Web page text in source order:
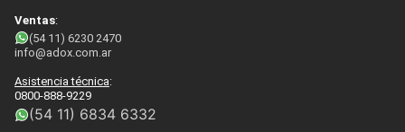
Ventas:
(54 11) 6230 2470
info@adox.com.ar
Asistencia técnica:
0800-888-9229
(54 11) 6834 6332